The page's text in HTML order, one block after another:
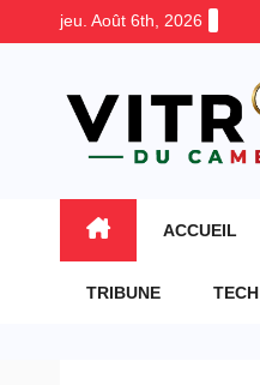
jeu. Août 6th, 2026
ACCUEIL
TRIBUNE TECH